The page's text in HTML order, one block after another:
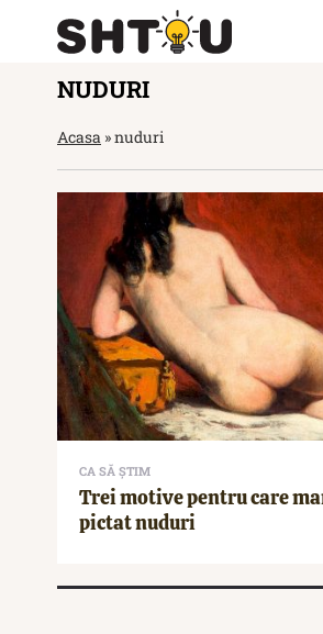
NUDURI
Acasa »nuduri
CA SĂ ȘTIM
Trei motive pentru care
pictat nuduri